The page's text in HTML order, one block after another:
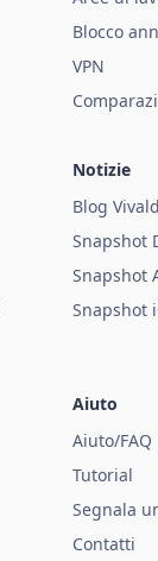
Blocco
VPN
Notizie
Blog
Snapshot
Snapshot
Snapshot
Aiuto
Aiuto/FAQ
Tutorial
Segnala
Contatti